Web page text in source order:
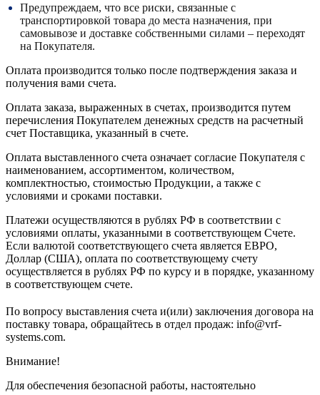
Предупреждаем, что все риски, связанные с
транспортировкой товара до места назначения, при
самовывозе и доставке собственными силами – переходят
на Покупателя.
Оплата производится только после подтверждения заказа и
получения вами счета.
Оплата заказа, выраженных в счетах, производится путем
перечисления Покупателем денежных средств на расчетный
счет Поставщика, указанный в счете.
Оплата выставленного счета означает согласие Покупателя с
наименованием, ассортиментом, количеством,
комплектностью, стоимостью Продукции, а также с
условиями и сроками поставки.
Платежи осуществляются в рублях РФ в соответствии с
условиями оплаты, указанными в соответствующем Счете.
Если валютой соответствующего счета является ЕВРО,
Доллар (США), оплата по соответствующему cчету
осуществляется в рублях РФ по курсу и в порядке, указанному
в соответствующем cчете.
По вопросу выставления счета и(или) заключения договора на
поставку товара, обращайтесь в отдел продаж: info@vrf-
systems.com.
Внимание!
Для обеспечения безопасной работы, настоятельно